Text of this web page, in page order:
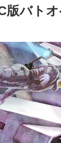
版バト